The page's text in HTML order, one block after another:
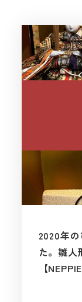
2020年
た。雛人
【